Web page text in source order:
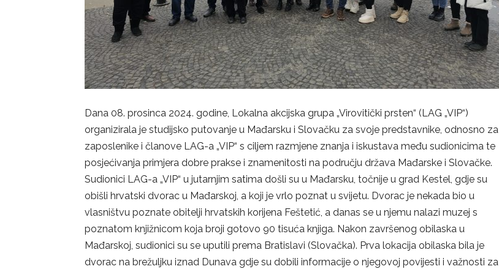
Dana 08. prosinca 2024. godine, Lokalna akcijska grupa „Virovitički prsten“ (LAG „VIP“)
organizirala je studijsko putovanje u Mađarsku i Slovačku za svoje predstavnike, odnosno za
zaposlenike i članove LAG-a „VIP“ s ciljem razmjene znanja i iskustava među sudionicima te
posjećivanja primjera dobre prakse i znamenitosti na području država Mađarske i Slovačke.
Sudionici LAG-a „VIP“ u jutarnjim satima došli su u Mađarsku, točnije u grad Kestel, gdje su
obišli hrvatski dvorac u Mađarskoj, a koji je vrlo poznat u svijetu. Dvorac je nekada bio u
vlasništvu poznate obitelji hrvatskih korijena Feštetić, a danas se u njemu nalazi muzej s
poznatom knjižnicom koja broji gotovo 90 tisuća knjiga. Nakon završenog obilaska u
Mađarskoj, sudionici su se uputili prema Bratislavi (Slovačka). Prva lokacija obilaska bila je
dvorac na brežuljku iznad Dunava gdje su dobili informacije o njegovoj povijesti i važnosti za